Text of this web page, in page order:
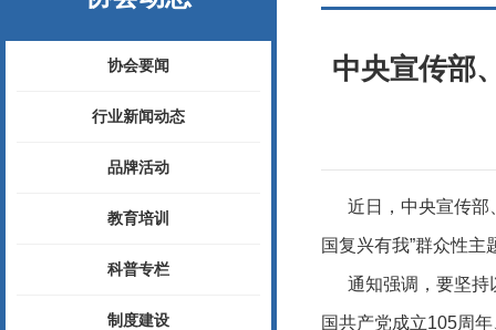
协会要闻
行业新闻动态
品牌活动
教育培训
科普专栏
制度建设
中央宣传部
近日，中央宣传部
国复兴有我”群众性主
通知强调，要坚持
国共产党成立105周